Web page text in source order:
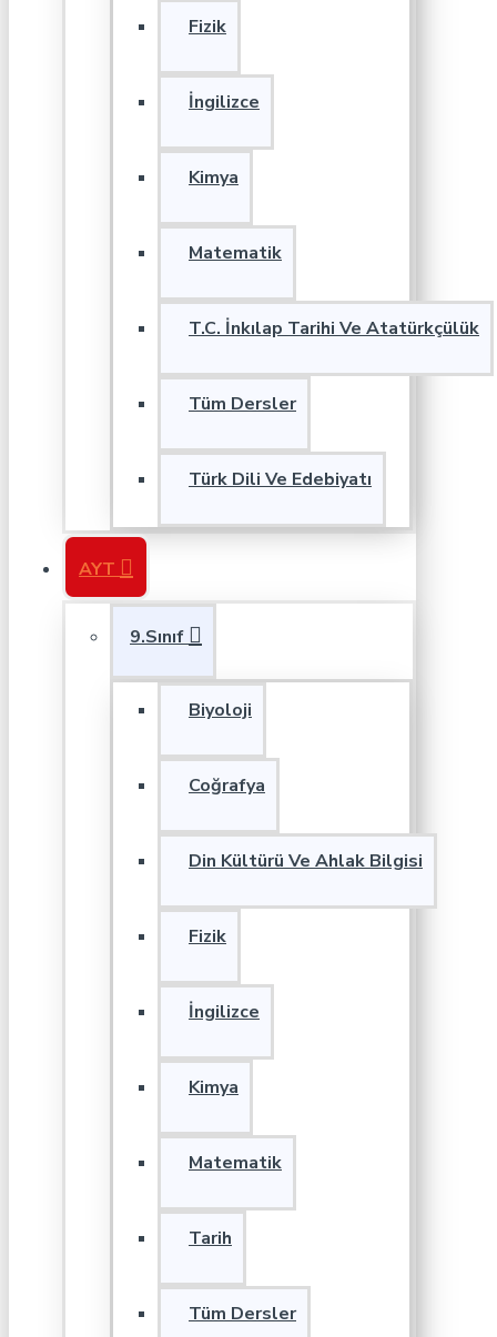
Fizik
İngilizce
Kimya
Matematik
T.C. İnkılap Tarihi Ve Atatürkçülük
Tüm Dersler
Türk Dili Ve Edebiyatı
AYT
9.Sınıf
Biyoloji
Coğrafya
Din Kültürü Ve Ahlak Bilgisi
Fizik
İngilizce
Kimya
Matematik
Tarih
Tüm Dersler